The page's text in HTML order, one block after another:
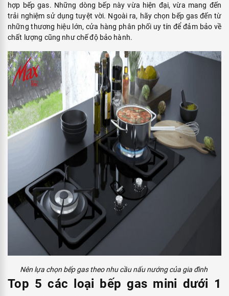
hợp bếp gas. Những dòng bếp này vừa hiện đại, vừa mang đến
trải nghiệm sử dụng tuyệt vời. Ngoài ra, hãy chọn bếp gas đến từ
những thương hiệu lớn, cửa hàng phân phối uy tín để đảm bảo về
chất lượng cũng như chế độ bảo hành.
Nên lựa chọn bếp gas theo nhu cầu nấu nướng của gia đình
Top 5 các loại bếp gas mini dưới 1